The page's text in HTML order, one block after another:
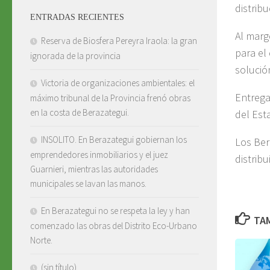
Al
para
del
Los
ENTRADAS RECIENTES
Reserva de Biosfera Pereyra Iraola: la gran
ignorada de la provincia
Victoria de organizaciones ambientales: el
máximo tribunal de la Provincia frenó obras
en la costa de Berazategui.
INSOLITO. En Berazategui gobiernan los
emprendedores inmobiliarios y el juez
Guarnieri, mientras las autoridades
municipales se lavan las manos.
En Berazategui no se respeta la ley y han
comenzado las obras del Distrito Eco-Urbano
Norte.
(sin título)